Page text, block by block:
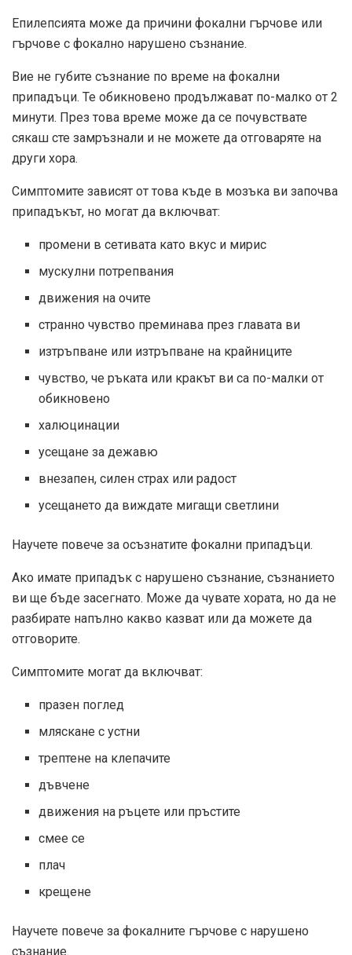
Епилепсията може да причини фокални гърчове или
гърчове с фокално нарушено съзнание.
Вие не губите съзнание по време на фокални
припадъци. Те обикновено продължават по-малко от 2
минути. През това време може да се почувствате
сякаш сте замръзнали и не можете да отговаряте на
други хора.
Симптомите зависят от това къде в мозъка ви започва
припадъкът, но могат да включват:
промени в сетивата като вкус и мирис
мускулни потрепвания
движения на очите
странно чувство преминава през главата ви
изтръпване или изтръпване на крайниците
чувство, че ръката или кракът ви са по-малки от
обикновено
халюцинации
усещане за дежавю
внезапен, силен страх или радост
усещането да виждате мигащи светлини
Научете повече за осъзнатите фокални припадъци.
Ако имате припадък с нарушено съзнание, съзнанието
ви ще бъде засегнато. Може да чувате хората, но да не
разбирате напълно какво казват или да можете да
отговорите.
Симптомите могат да включват:
празен поглед
мляскане с устни
трептене на клепачите
дъвчене
движения на ръцете или пръстите
смее се
плач
крещене
Научете повече за фокалните гърчове с нарушено
съзнание.